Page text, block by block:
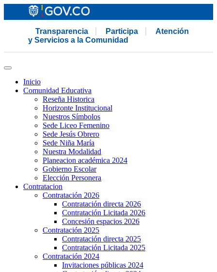
Transparencia Participa
Atención
y Servicios a la Comunidad
Inicio
Comunidad Educativa
Reseña Historica
Horizonte Institucional
Nuestros Símbolos
Sede Liceo Femenino
Sede Jesús Obrero
Sede Niña María
Nuestra Modalidad
Planeacion académica 2024
Gobierno Escolar
Elección Personera
Contratacion
Contratación 2026
Contratación directa 2026
Contratación Licitada 2026
Concesión espacios 2026
Contratación 2025
Contratación directa 2025
Contratación Licitada 2025
Contratación 2024
Invitaciones públicas 2024